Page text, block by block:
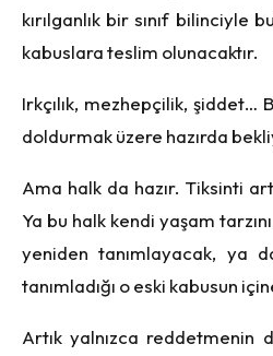
kırılganlık bir sınıf bilinciyle
kabuslara teslim olunacaktır.
Irkçılık, mezhepçilik, şiddet…
doldurmak üzere hazırda
Ama halk da hazır. Tiksinti
Ya bu halk kendi yaşam
yeniden tanımlayacak, ya
tanımladığı o eski kabusun
Artık yalnızca reddetmenin